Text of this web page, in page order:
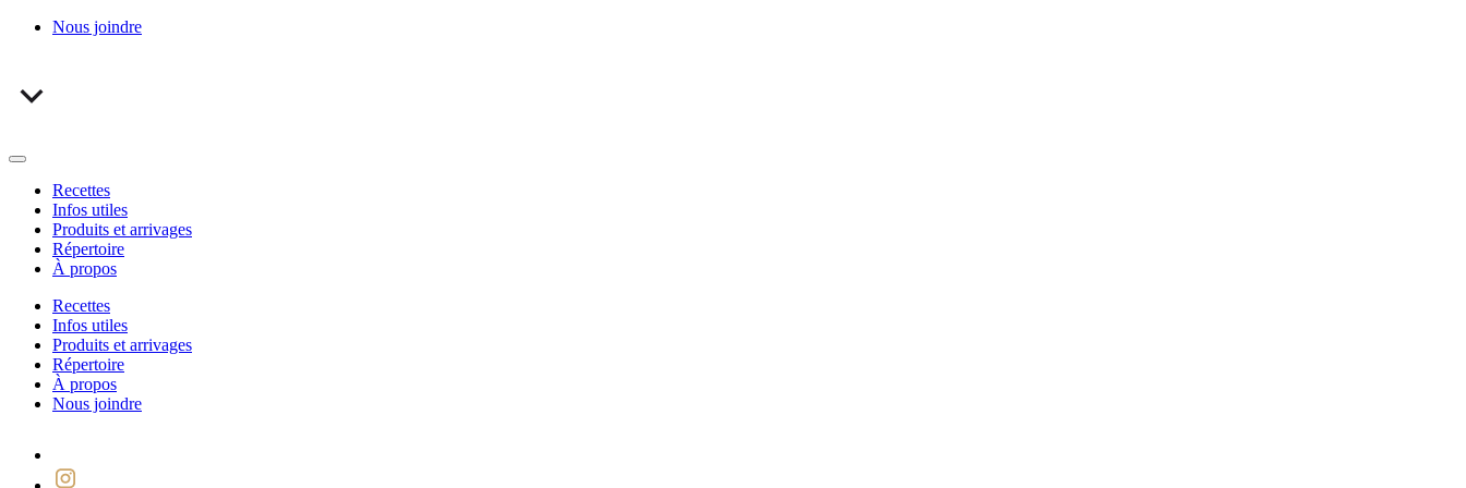
Nous joindre
Recettes
Infos utiles
Produits et arrivages
Répertoire
À propos
Recettes
Infos utiles
Produits et arrivages
Répertoire
À propos
Nous joindre